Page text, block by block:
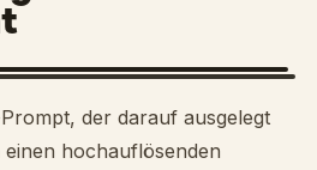
der darauf ausgelegt
hochauflösenden